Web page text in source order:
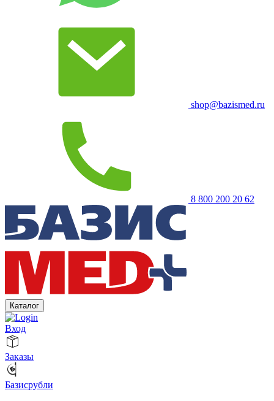
shop@bazismed.ru
8 800 200 20 62
Каталог
Вход
Заказы
Базисрубли